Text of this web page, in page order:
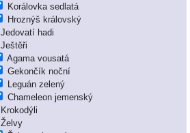
Korálovka sedlatá
Hroznýš královský
Jedovatí hadi
Ještěři
Agama vousatá
Gekončík noční
Leguán zelený
Chameleon jemenský
Krokodýli
Želvy